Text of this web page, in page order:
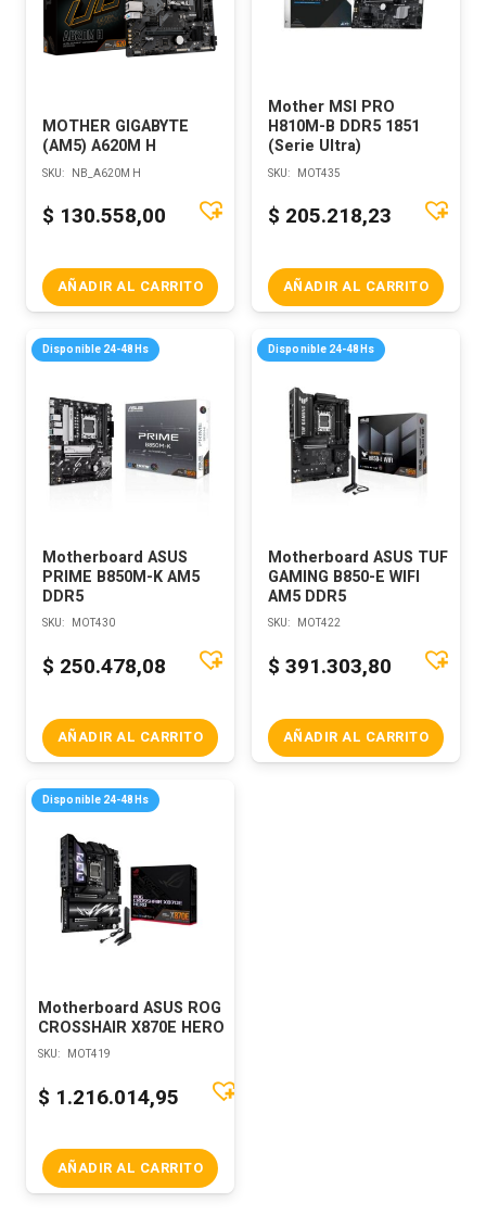
MOTHER GIGABYTE
(AM5) A620M H
SKU: NB_A620M H
$ 130.558,00
AÑADIR AL CARRITO
Mother MSI PRO
H810M-B DDR5 1851
(Serie Ultra)
SKU: MOT435
$ 205.218,23
AÑADIR AL CARRITO
Disponible 24-48Hs
Motherboard ASUS
PRIME B850M-K AM5
DDR5
SKU: MOT430
$ 250.478,08
AÑADIR AL CARRITO
Disponible 24-48Hs
Motherboard ASUS TUF
GAMING B850-E WIFI
AM5 DDR5
SKU: MOT422
$ 391.303,80
AÑADIR AL CARRITO
Disponible 24-48Hs
Motherboard ASUS ROG
CROSSHAIR X870E HERO
SKU: MOT419
$ 1.216.014,95
AÑADIR AL CARRITO